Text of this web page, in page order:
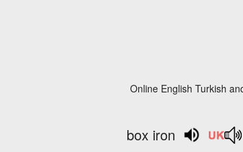
Online English Turkish
box iron